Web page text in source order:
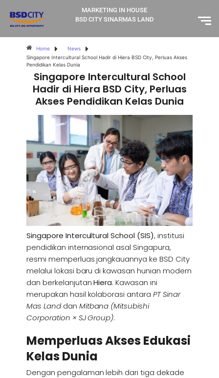
MARKETING IN HOUSE
BSD CITY SINARMAS LAND
Home
News
Singapore Intercultural School Hadir di Hiera BSD City, Perluas Akses
Pendidikan Kelas Dunia
Singapore Intercultural School
Hadir di Hiera BSD City, Perluas
Akses Pendidikan Kelas Dunia
Singapore Intercultural School (SIS), institusi
pendidikan internasional asal Singapura,
resmi memperluas jangkauannya ke BSD City
melalui lokasi baru di kawasan hunian modern
dan berkelanjutanHiera. Kawasan ini
merupakan hasil kolaborasi antara PT Sinar
Mas Landdan Mitbana (Mitsubishi
Corporation × SJ Group).
Memperluas Akses Edukasi
Kelas Dunia
Dengan pengalaman lebih dari tiga dekade